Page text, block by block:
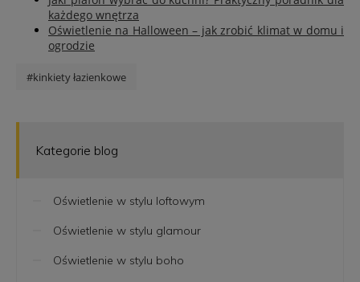
Kategorie blog
Oświetlenie w stylu loftowym
Oświetlenie w stylu glamour
Oświetlenie w stylu boho
każdego wnętrza
Oświetlenie na Halloween – jak zrobić klimat w domu i
ogrodzie
#kinkiety łazienkowe